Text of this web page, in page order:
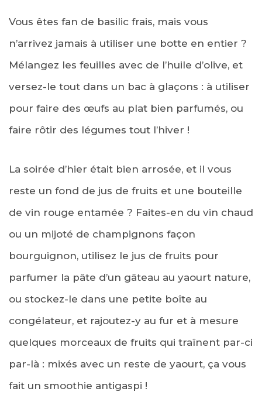
Vous êtes fan de basilic frais, mais vous
n’arrivez jamais à utiliser une botte en entier ?
Mélangez les feuilles avec de l’huile d’olive, et
versez-le tout dans un bac à glaçons : à utiliser
pour faire des œufs au plat bien parfumés, ou
faire rôtir des légumes tout l’hiver !
La soirée d’hier était bien arrosée, et il vous
reste un fond de jus de fruits et une bouteille
de vin rouge entamée ? Faites-en du vin chaud
ou un mijoté de champignons façon
bourguignon, utilisez le jus de fruits pour
parfumer la pâte d’un gâteau au yaourt nature,
ou stockez-le dans une petite boîte au
congélateur, et rajoutez-y au fur et à mesure
quelques morceaux de fruits qui traînent par-ci
par-là : mixés avec un reste de yaourt, ça vous
fait un smoothie antigaspi !